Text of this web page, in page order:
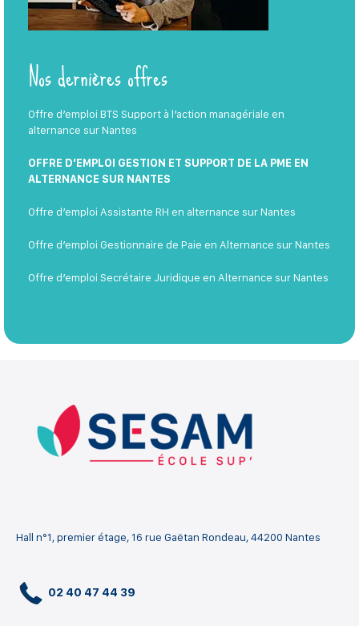
Nos dernières offres
Offre d’emploi BTS Support à l’action managériale en
alternance sur Nantes
OFFRE D’EMPLOI GESTION ET SUPPORT DE LA PME EN
ALTERNANCE SUR NANTES
Offre d’emploi Assistante RH en alternance sur Nantes
Offre d’emploi Gestionnaire de Paie en Alternance sur Nantes
Offre d’emploi Secrétaire Juridique en Alternance sur Nantes
Hall n°1, premier étage, 16 rue Gaëtan Rondeau, 44200 Nantes
02 40 47 44 39